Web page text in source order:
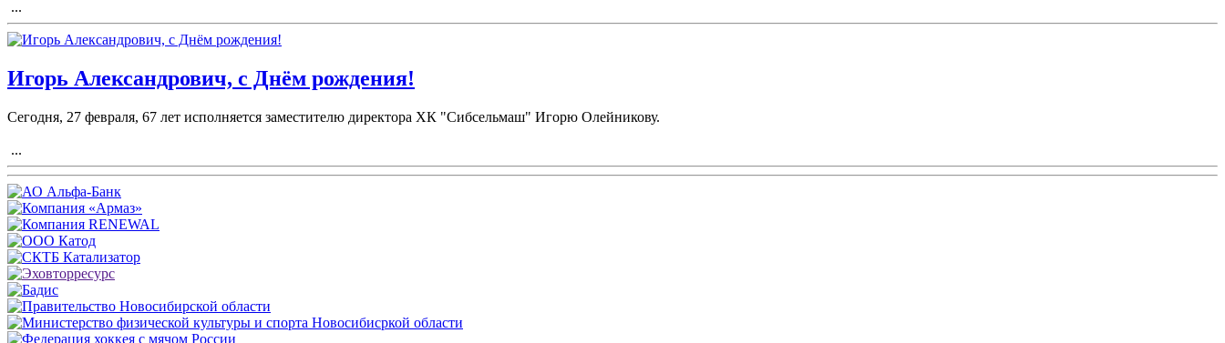
...
Игорь Александрович, с Днём рождения!
Сегодня, 27 февраля, 67 лет исполняется заместителю директора ХК "Сибсельмаш" Игорю Олейникову.
...